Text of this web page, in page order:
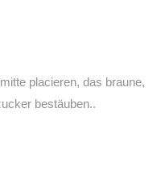
placieren, das braune,
bestäuben..